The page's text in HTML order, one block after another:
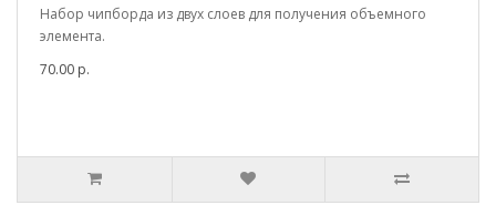
Набор чипборда из двух слоев для получения объемного
элемента.
70.00 р.